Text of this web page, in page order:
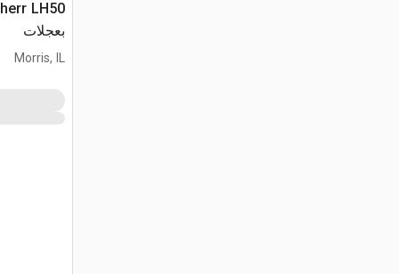
بعجلات
Morris, IL